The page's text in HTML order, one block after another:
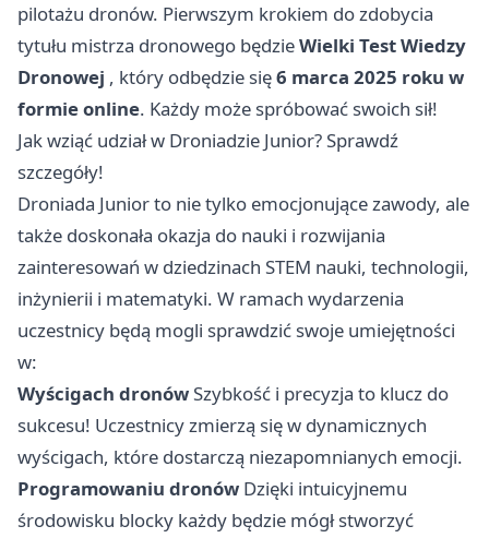
pilotażu dronów. Pierwszym krokiem do zdobycia
tytułu mistrza dronowego będzieWielki Test Wiedzy
Dronowej , który odbędzie się6 marca 2025 roku w
formie online. Każdy może spróbować swoich sił!
Jak wziąć udział w Droniadzie Junior? Sprawdź
szczegóły!
Droniada Junior to nie tylko emocjonujące zawody, ale
także doskonała okazja do nauki i rozwijania
zainteresowań w dziedzinach STEM nauki, technologii,
inżynierii i matematyki. W ramach wydarzenia
uczestnicy będą mogli sprawdzić swoje umiejętności
w:
Wyścigach dronówSzybkość i precyzja to klucz do
sukcesu! Uczestnicy zmierzą się w dynamicznych
wyścigach, które dostarczą niezapomnianych emocji.
Programowaniu dronów Dzięki intuicyjnemu
środowisku blocky każdy będzie mógł stworzyć